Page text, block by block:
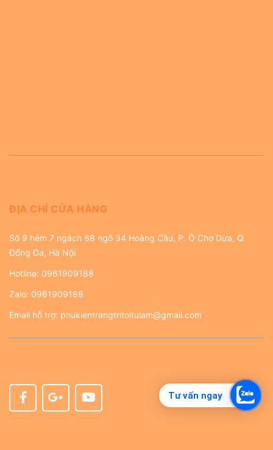
Tư vấn ngay
ĐỊA CHỈ CỬA HÀNG
Số 9 hẻm 7 ngách 68 ngõ 34 Hoàng Cầu, P. Ô Chợ Dừa, Q.
Đống Đa, Hà Nội
Hotline: 0961909188
Zalo: 0961909188
Email hỗ trợ: phukientrangtritoitulam@gmail.com